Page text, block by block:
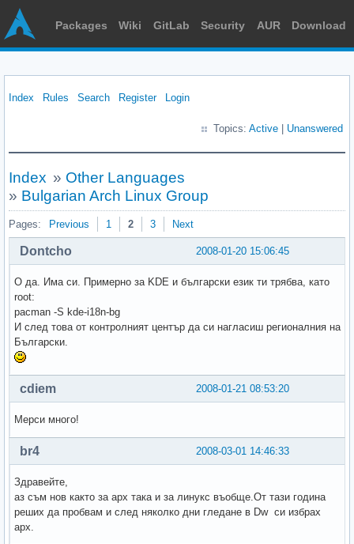
Packages Wiki GitLab Security AUR Download
Index Rules Search Register Login
Topics: Active Unanswered
Index » Other Languages
» Bulgarian Arch Linux Group
Pages: Previous 1 2 3 Next
2008-01-20 15:06:45
Dontcho
О да. Има си. Примерно за KDE и български език ти трябва, като
root:
pacman -S kde-i18n-bg
И след това от контролният център да си нагласиш регионалния на
Български.
2008-01-21 08:53:20
cdiem
Мерси много!
2008-03-01 14:46:33
br4
Здравейте,
аз съм нов както за арх така и за линукс въобще.От тази година
реших да пробвам и след няколко дни гледане в Dw си избрах
арх.